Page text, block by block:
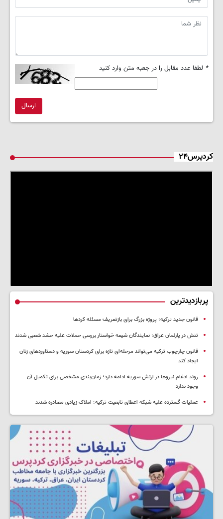
* لطفا عدد مقابل را در جعبه متن وارد کنید
ارسال
کردپرس۲۴
پربازدیدترین
قانون جدید ترکیه؛ پروژه بزرگ‌ برای بازتعریف مسئله کردها
تنش در پارلمان عراق؛ نمایندگان شیعه خواستار بررسی حملات علیه حشد شعبی شدند
قانون چارچوب ترکیه می‌تواند مرحله‌ای تازه برای کردستان سوریه و دستاوردهای زنان
ایجاد کند
روند ادغام نیروها در ارتش سوریه ادامه دارد؛ زمان‌بندی مشخصی برای تکمیل آن
وجود ندارد
عملیات گسترده علیه شبکه اعطای تابعیت ترکیه؛ املاک زیادی مصادره شدند